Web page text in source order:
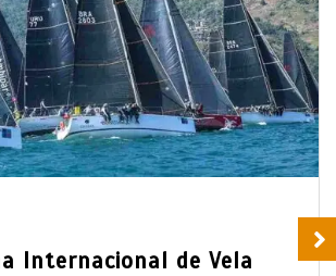
Internacional de Vela